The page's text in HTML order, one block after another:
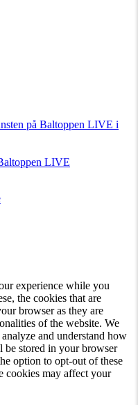
på Baltoppen LIVE i
LIVE
experience while you
the cookies that are
browser as they are
of the website. We
and understand how
be stored in your browser
option to opt-out of these
cookies may affect your